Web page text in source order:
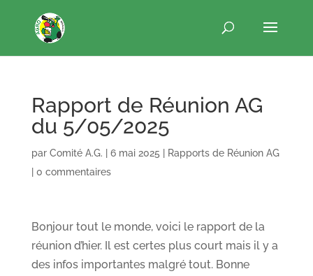
Rapport de Réunion AG
du 5/05/2025
par Comité A.G. 6 mai 2025
Rapports de Réunion AG
0 commentaires
Bonjour tout le monde, voici le rapport de la
réunion d’hier. Il est certes plus court mais il y a
des infos importantes malgré tout. Bonne